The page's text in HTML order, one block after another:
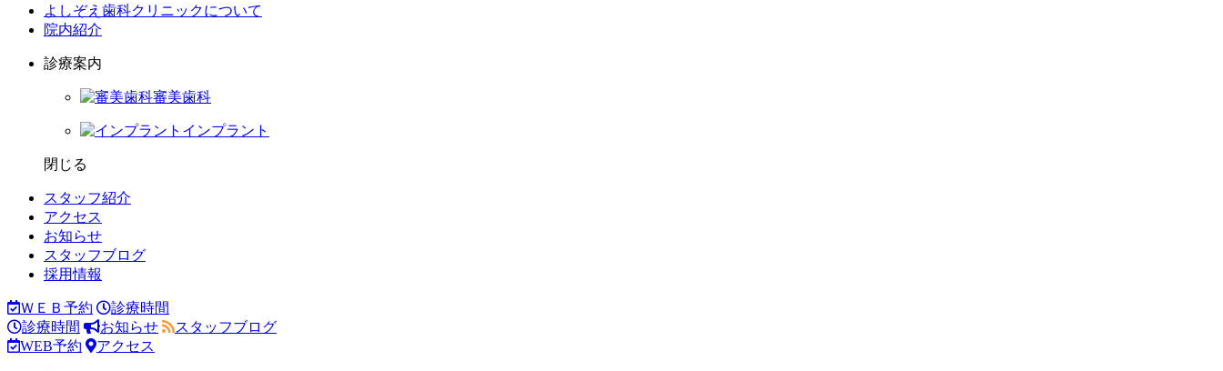
よしぞえ歯科クリニックについて
院内紹介
診療案内
審美歯科
インプラント
閉じる
スタッフ紹介
アクセス
お知らせ
スタッフブログ
採用情報
ＷＥＢ予約
診療時間
診療時間
お知らせ
スタッフブログ
WEB予約
アクセス